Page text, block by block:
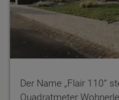
Der Name „Flair 110“
Quadratmeter